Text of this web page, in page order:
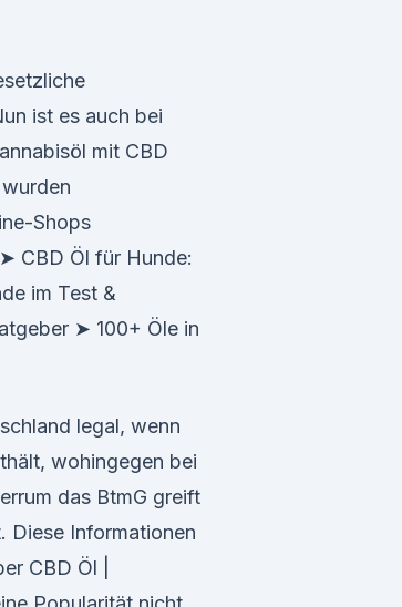
ist es auch bei
mit CBD
Shops
CBD Öl für Hunde:
im Test &
➤ 100+ Öle in
legal, wenn
wohingegen bei
das BtmG greift
Diese Informationen
CBD Öl |